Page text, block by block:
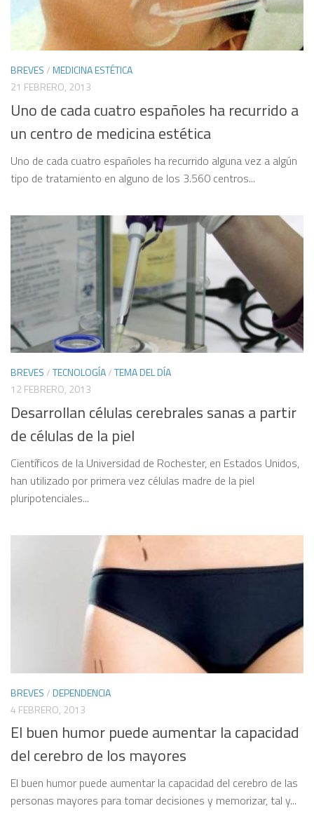
BREVES/MEDICINA ESTÉTICA
21 FEBRERO, 2013
Uno de cada cuatro españoles ha recurrido a
un centro de medicina estética
Uno de cada cuatro españoles ha recurrido alguna vez a algún
tipo de tratamiento en alguno de los 3.560 centros...
BREVES/TECNOLOGÍA/TEMA DEL DÍA
12 FEBRERO, 2013
Desarrollan células cerebrales sanas a partir
de células de la piel
Científicos de la Universidad de Rochester, en Estados Unidos,
han utilizado por primera vez células madre de la piel
pluripotenciales...
BREVES/DEPENDENCIA
4 FEBRERO, 2013
El buen humor puede aumentar la capacidad
del cerebro de los mayores
El buen humor puede aumentar la capacidad del cerebro de las
personas mayores para tomar decisiones y memorizar, tal y...